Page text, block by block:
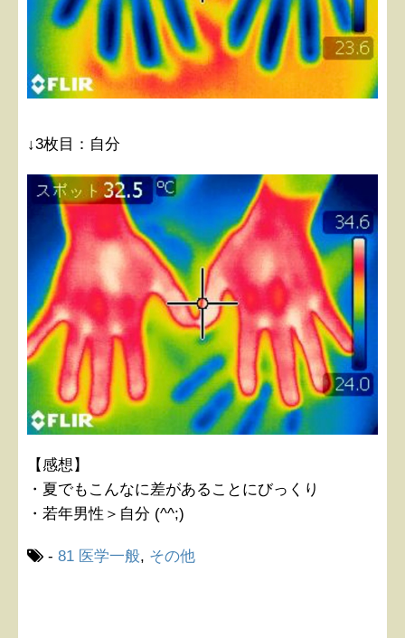
↓3枚目：自分
【感想】
・夏でもこんなに差があることにびっくり
・若年男性＞自分 (^^;)
- 81 医学一般, その他